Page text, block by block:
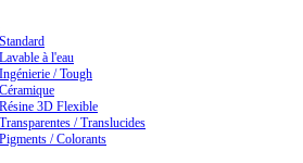
Standard
Lavable à l'eau
Ingénierie / Tough
Céramique
Résine 3D Flexible
Transparentes / Translucides
Pigments / Colorants